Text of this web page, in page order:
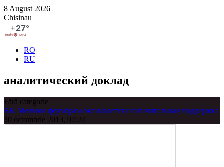
8 August 2026
Chisinau
RO
RU
аналитический доклад
Fără categorie
ВБ: Мелким фермерам оказывается незначительная поддержка
30 octombrie 2013, 07:24